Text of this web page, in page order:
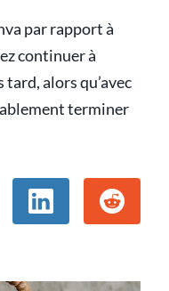
par rapport à
continuer à
alors qu’avec
terminer